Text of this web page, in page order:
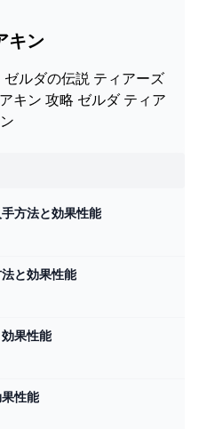
キン
ルダの伝説 ティアーズ
キン 攻略 ゼルダ ティア
方法と効果性能
と効果性能
果性能
性能